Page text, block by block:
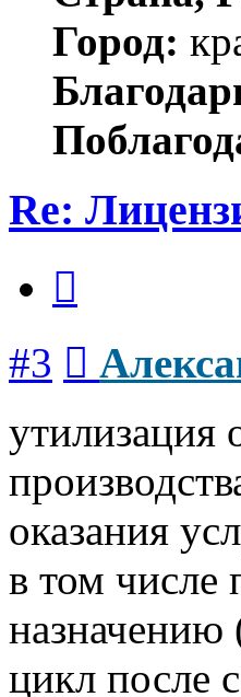
Город:
Re:
#3
утилизация
оказания
в том числе
назначению
цикл после